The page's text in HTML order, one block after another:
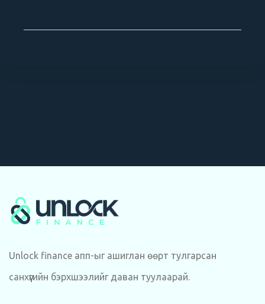
Unlock finance апп-ыг ашиглан өөрт тулгарсан
санхүүгийн бэрхшээлийг даван туулаарай.